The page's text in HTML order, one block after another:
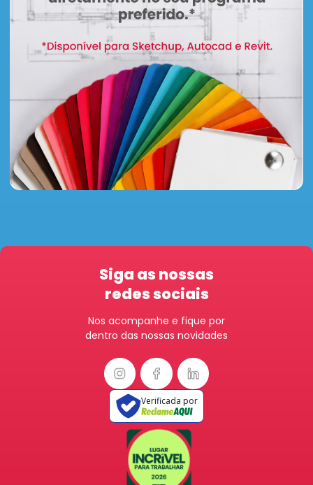
Siga as nossas
redes sociais
Nos acompanhe e fique por
dentro das nossas novidades
Verificada por